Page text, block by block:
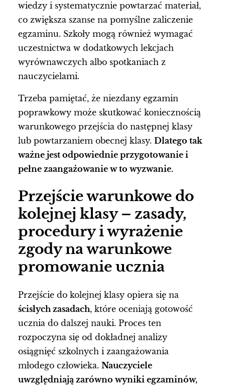
wiedzy i systematycznie powtarzać materiał,
co zwiększa szanse na pomyślne zaliczenie
egzaminu. Szkoły mogą również wymagać
uczestnictwa w dodatkowych lekcjach
wyrównawczych albo spotkaniach z
nauczycielami.
Trzeba pamiętać, że niezdany egzamin
poprawkowy może skutkować koniecznością
warunkowego przejścia do następnej klasy
lub powtarzaniem obecnej klasy. Dlatego tak
ważne jest odpowiednie przygotowanie i
pełne zaangażowanie w to wyzwanie.
Przejście warunkowe do
kolejnej klasy – zasady,
procedury i wyrażenie
zgody na warunkowe
promowanie ucznia
Przejście do kolejnej klasy opiera się na
ścisłych zasadach, które oceniają gotowość
ucznia do dalszej nauki. Proces ten
rozpoczyna się od dokładnej analizy
osiągnięć szkolnych i zaangażowania
młodego człowieka. Nauczyciele
uwzględniają zarówno wyniki egzaminów,